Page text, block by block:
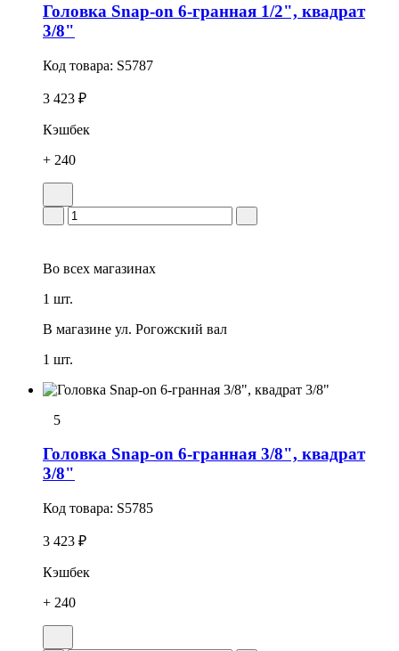
Головка Snap-on 6-гранная 1/2", квадрат
3/8"
Код товара: S5787
3 423 ₽
Кэшбек
+ 240
Во всех магазинах
1 шт.
В магазине ул. Рогожский вал
1 шт.
5
Головка Snap-on 6-гранная 3/8", квадрат
3/8"
Код товара: S5785
3 423 ₽
Кэшбек
+ 240